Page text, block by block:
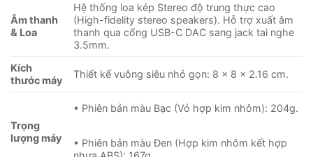
Âm thanh
& Loa
Hệ thống loa kép Stereo độ trung thực cao
(High-fidelity stereo speakers). Hỗ trợ xuất âm
thanh qua cổng USB-C DAC sang jack tai nghe
3.5mm.
Kích
thước máy
Thiết kế vuông siêu nhỏ gọn: 8 × 8 × 2.16 cm.
Trọng
lượng máy
• Phiên bản màu Bạc (Vỏ hợp kim nhôm): 204g.
• Phiên bản màu Đen (Hợp kim nhôm kết hợp